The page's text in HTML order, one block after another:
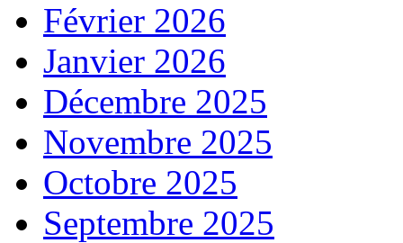
Février 2026
Janvier 2026
Décembre 2025
Novembre 2025
Octobre 2025
Septembre 2025